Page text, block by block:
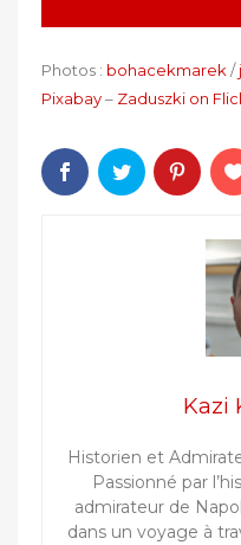
Photos : bohacekmarek/
Pixabay– Zaduszki on
Kazi
Historien et
Passionné par
admirateur de
dans un voyage à